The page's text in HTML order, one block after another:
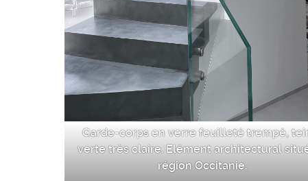
Garde-corps en verre feuilleté trempé,
verte très claire. Elément architectural
région Occitanie.